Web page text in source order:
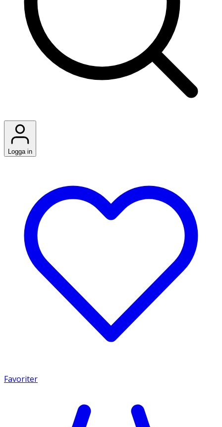
Logga in
Favoriter